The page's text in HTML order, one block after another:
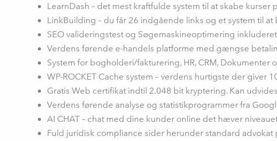
LearnDash – det mest kraftfulde system til at skabe kurser
LinkBuilding – du får 26 indgående links og et system til
SEO valideringstest og Søgemaskineoptimering
Verdens førende e-handels platforme med gængse
System for bogholderi/fakturering, HR, CRM, Dokumenter
WP-ROCKET Cache system – verdens hurtigste der giver
Gratis Web certifikat indtil 2.048 bit kryptering. Kan
Verdens førende analyse og statistikprogrammer fra
AI CHAT – chat med dine kunder online det hæver
Fuld juridisk compliance sider herunder standard